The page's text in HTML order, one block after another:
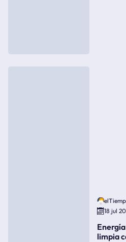
18 jul
limpia